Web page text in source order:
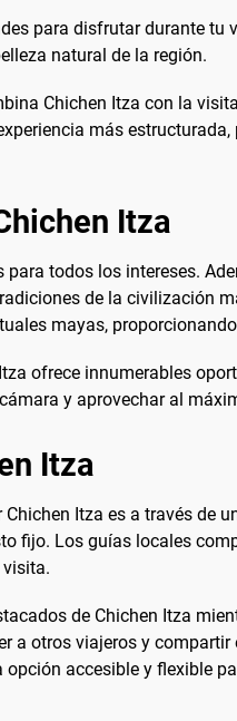
para disfrutar durante tu
natural de la región.
Chichen Itza con la
más estructurada,
Itza
todos los intereses.
de la civilización
mayas,
ofrece innumerables
y aprovechar al
Itza
Itza es a través de
fijo. Los guías locales
de Chichen Itza
a otros viajeros y
accesible y flexible